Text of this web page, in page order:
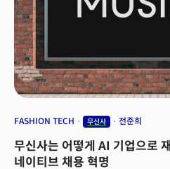
새로운 길을 걷고 있죠. AI의 놀라운 발전
흔들고 있습니다. AI 기업들은 서로의 영
침투해 경쟁 구도를 만들며 예상치 못한
있습니다. 이번 레터는 그 최전선을 따라갑
FASHION TECH 무신사 전준희
무신사는 어떻게 AI 기업으로
네이티브 채용 혁명